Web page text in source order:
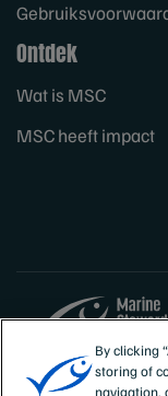
Ontdek
Wat is MSC
MSC heeft impact
Sites
België
By clicking
storing of
navigation,